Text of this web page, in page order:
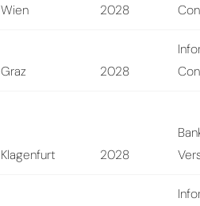
Wien 2028
Graz 2028
Klagenfurt 2028